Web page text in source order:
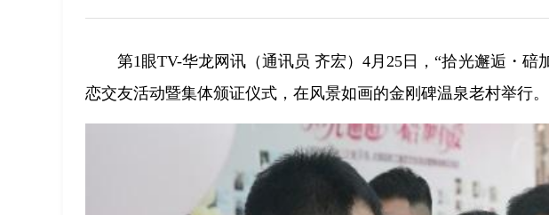
第1眼TV-华龙网讯（通讯员 齐宏）4月25日，“拾光邂逅・碚
恋交友活动暨集体颁证仪式，在风景如画的金刚碑温泉老村举行。